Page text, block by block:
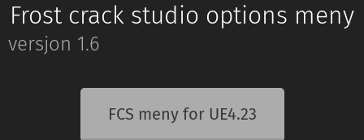
Frost crack studio options meny
versjon 1.6
FCS meny for UE4.23